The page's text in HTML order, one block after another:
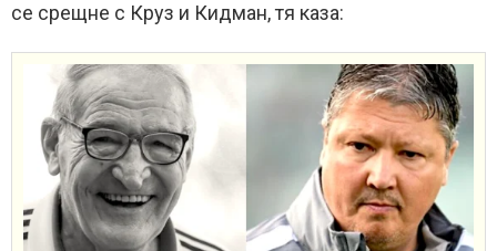
се срещне с Круз и Кидман, тя каза: